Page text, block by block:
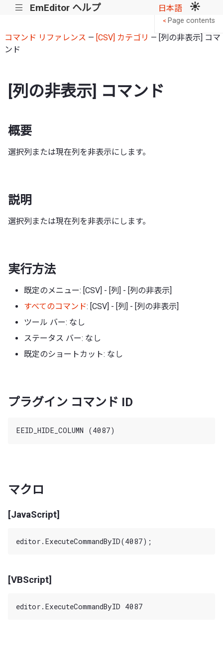
||| EmEditor ヘルプ 日本語
コマンド リファレンス — [CSV] カテゴリ — [列の非表示] コマ
ンド
[列の非表示] コマンド
概要
選択列または現在列を非表示にします。
説明
選択列または現在列を非表示にします。
実行方法
既定のメニュー: [CSV] - [列] - [列の非表示]
すべてのコマンド: [CSV] - [列] - [列の非表示]
ツール バー: なし
ステータス バー: なし
既定のショートカット: なし
プラグイン コマンド ID
マクロ
[JavaScript]
[VBScript]
< Page contents